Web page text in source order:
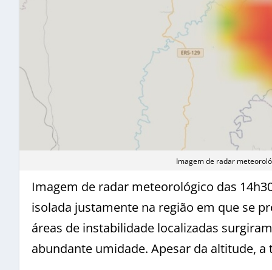
Imagem de radar
Imagem de radar meteorológico das
isolada justamente na região em que se
áreas de instabilidade localizadas
abundante umidade. Apesar da altitude, a